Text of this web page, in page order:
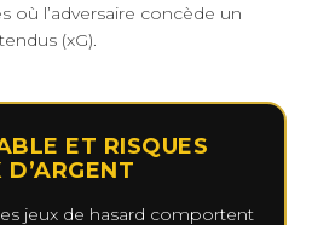
où l’adversaire concède un
(xG).
ET RISQUES
jeux de hasard comportent